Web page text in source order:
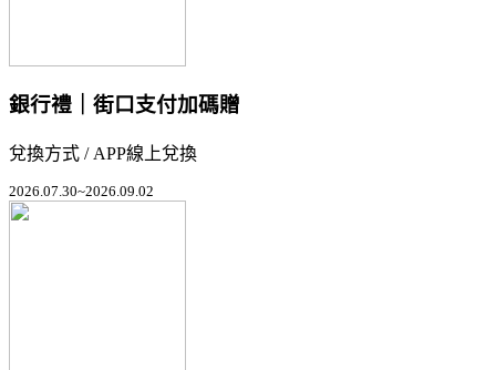
銀行禮｜街口支付加碼贈
兌換方式 / APP線上兌換
2026.07.30~2026.09.02